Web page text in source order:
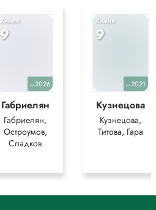
Химия
9
уч.2026
Габриелян
Габриелян,
Остроумов,
Сладков
Химия
9
уч.2021
Кузнецова
Кузнецова,
Титова, Гара